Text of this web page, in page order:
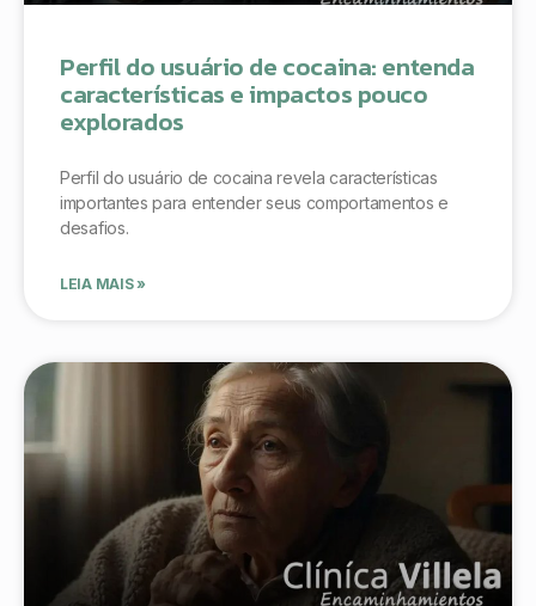
Perfil do usuário de cocaina: entenda
características e impactos pouco
explorados
Perfil do usuário de cocaina revela características
importantes para entender seus comportamentos e
desafios.
LEIA MAIS »